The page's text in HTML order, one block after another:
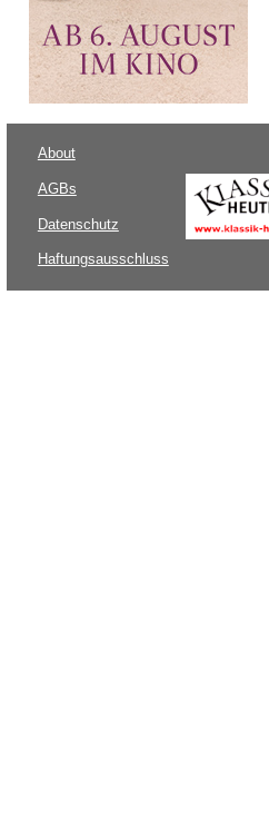
About
AGBs
Datenschutz
Haftungsausschluss